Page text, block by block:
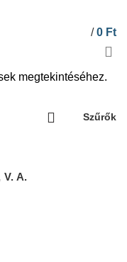
/ 0 Ft
Szűrők
V. A.
megtekintéséhez.